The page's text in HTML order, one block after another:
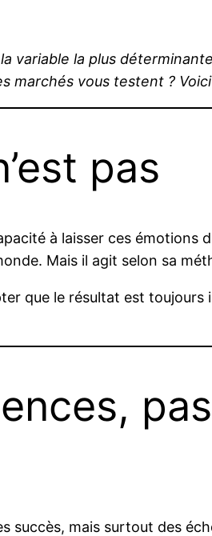
la plus
vous testent ? Voici
pas
à laisser ces
Mais il agit selon sa
que le résultat est
mais surtout des